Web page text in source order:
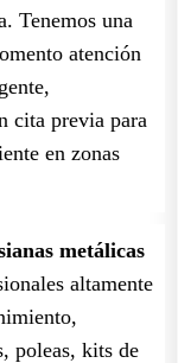
Tenemos una
atención
cita previa para
en zonas
metálicas
altamente
poleas, kits de